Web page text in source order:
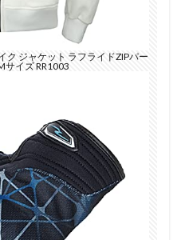
ク ジャケット ラフライドZIPパー
サイズ RR1003